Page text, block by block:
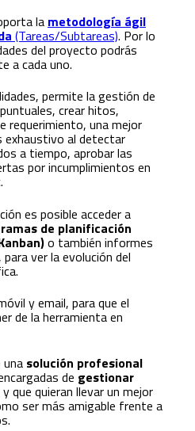
la metodología ágil
(Tareas/Subtareas). Por lo
del proyecto podrás
a cada uno.
permite la gestión de
crear hitos,
requerimiento, una mejor
al detectar
a tiempo, aprobar las
por incumplimientos en
es posible acceder a
de planificación
o también informes
ver la evolución del
y email, para que el
de la herramienta en
solución profesional
de gestionar
y que quieran llevar un mejor
ser más amigable frente a